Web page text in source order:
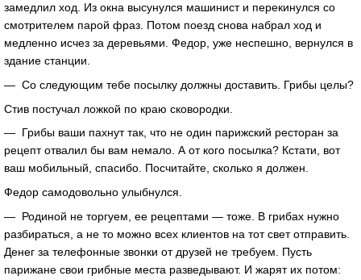
замедлил ход. Из окна высунулся машинист и перекинулся со
смотрителем парой фраз. Потом поезд снова набрал ход и
медленно исчез за деревьями. Федор, уже неспешно, вернулся в
здание станции.
— Со следующим тебе посылку должны доставить. Грибы целы?
Стив постучал ложкой по краю сковородки.
— Грибы ваши пахнут так, что не один парижский ресторан за
рецепт отвалил бы вам немало. А от кого посылка? Кстати, вот
ваш мобильный, спасибо. Посчитайте, сколько я должен.
Федор самодовольно улыбнулся.
— Родиной не торгуем, ее рецептами — тоже. В грибах нужно
разбираться, а не то можно всех клиентов на тот свет отправить.
Денег за телефонные звонки от друзей не требуем. Пусть
парижане свои грибные места разведывают. И жарят их потом: